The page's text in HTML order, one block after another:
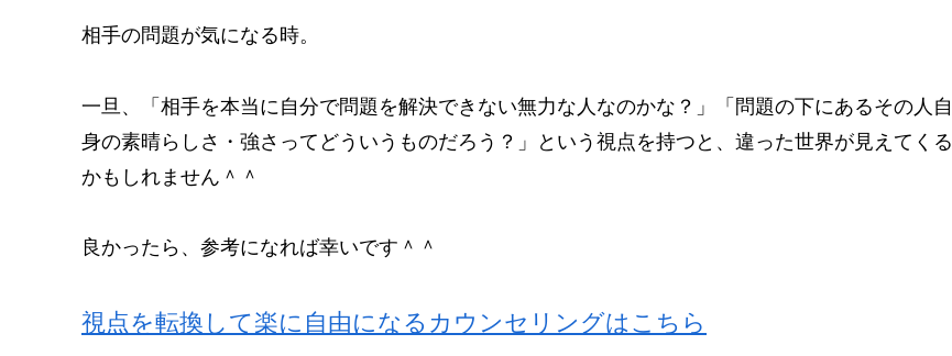
相手の問題が気になる時。
一旦、「相手を本当に自分で問題を解決できない無力な人なのかな？」「問題の下にあるその人自
身の素晴らしさ・強さってどういうものだろう？」という視点を持つと、違った世界が見えてくる
かもしれません＾＾
良かったら、参考になれば幸いです＾＾
視点を転換して楽に自由になるカウンセリングはこちら